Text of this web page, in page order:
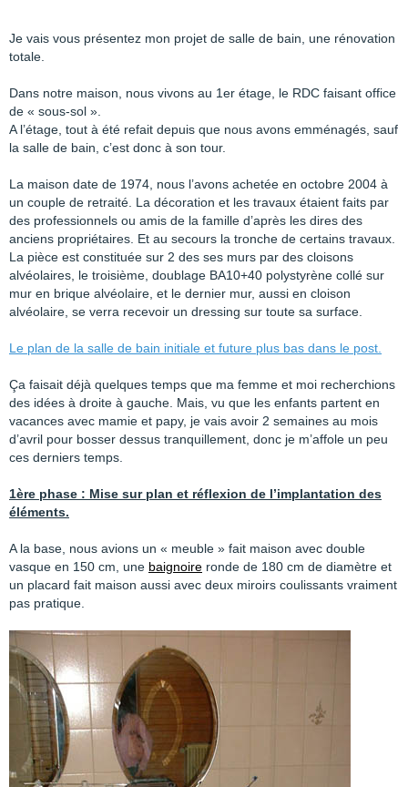
Je vais vous présentez mon projet de salle de bain, une rénovation
totale.
Dans notre maison, nous vivons au 1er étage, le RDC faisant office
de « sous-sol ».
A l’étage, tout à été refait depuis que nous avons emménagés, sauf
la salle de bain, c’est donc à son tour.
La maison date de 1974, nous l’avons achetée en octobre 2004 à
un couple de retraité. La décoration et les travaux étaient faits par
des professionnels ou amis de la famille d’après les dires des
anciens propriétaires. Et au secours la tronche de certains travaux.
La pièce est constituée sur 2 des ses murs par des cloisons
alvéolaires, le troisième, doublage BA10+40 polystyrène collé sur
mur en brique alvéolaire, et le dernier mur, aussi en cloison
alvéolaire, se verra recevoir un dressing sur toute sa surface.
Le plan de la salle de bain initiale et future plus bas dans le post.
Ça faisait déjà quelques temps que ma femme et moi recherchions
des idées à droite à gauche. Mais, vu que les enfants partent en
vacances avec mamie et papy, je vais avoir 2 semaines au mois
d’avril pour bosser dessus tranquillement, donc je m’affole un peu
ces derniers temps.
1ère phase : Mise sur plan et réflexion de l’implantation des
éléments.
A la base, nous avions un « meuble » fait maison avec double
vasque en 150 cm, une baignoire ronde de 180 cm de diamètre et
un placard fait maison aussi avec deux miroirs coulissants vraiment
pas pratique.